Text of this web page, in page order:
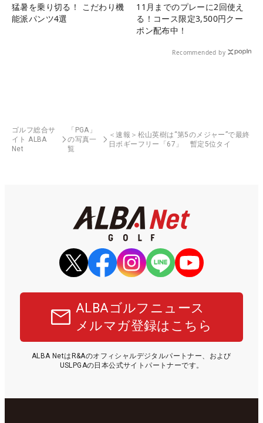
猛暑を乗り切る！ こだわり機
能派パンツ4選
11月までのプレーに2回使え
る！コース限定3,500円クー
ポン配布中！
Recommended by
ゴルフ総合サ
イト ALBA
Net
「PGA」
の写真一
覧
＜速報＞松山英樹は“第5のメジャー”で最終
日ボギーフリー「67」 暫定5位タイ
ALBAゴルフニュース
メルマガ登録はこちら
ALBA NetはR&Aのオフィシャルデジタルパートナー、および
USLPGAの日本公式サイトパートナーです。